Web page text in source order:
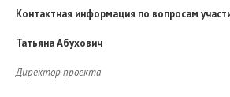
Контактная информация по вопросам
Татьяна Абухович
Директор проекта